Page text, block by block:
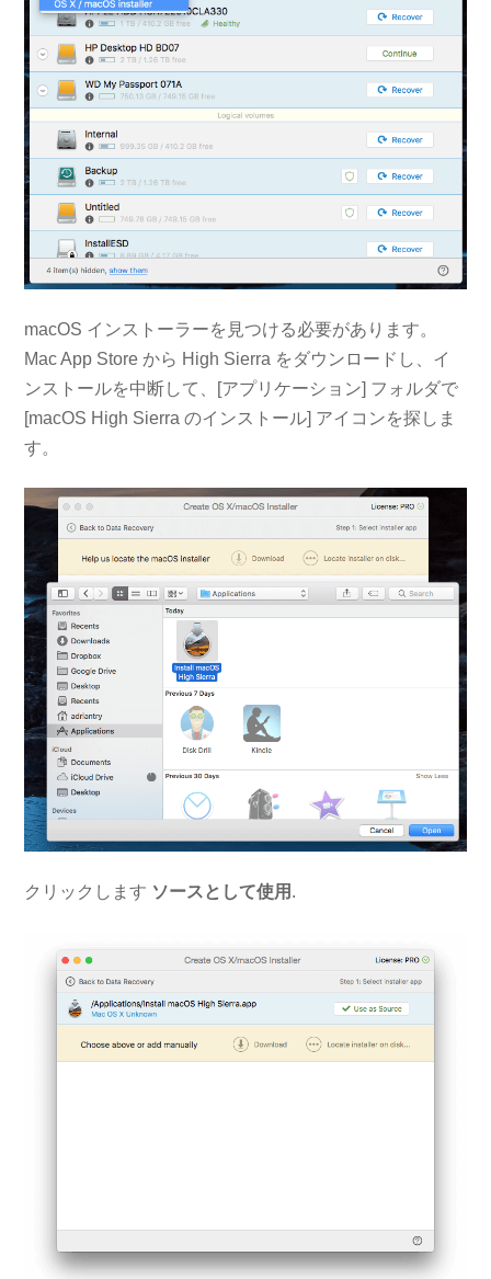
macOS インストーラーを見つける必要があります。
Mac App Store から High Sierra をダウンロードし、イ
ンストールを中断して、[アプリケーション] フォルダで
[macOS High Sierra のインストール] アイコンを探しま
す。
クリックします ソースとして使用 .